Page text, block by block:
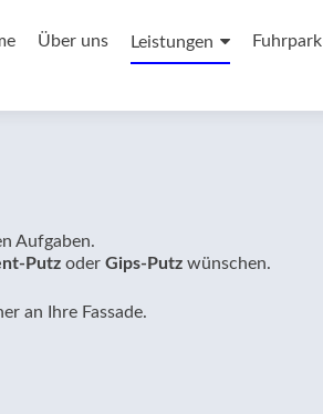
Über uns Leistungen Fuhrpark
Aufgaben.
Putz oder Gips-Putz wünschen.
an Ihre Fassade.